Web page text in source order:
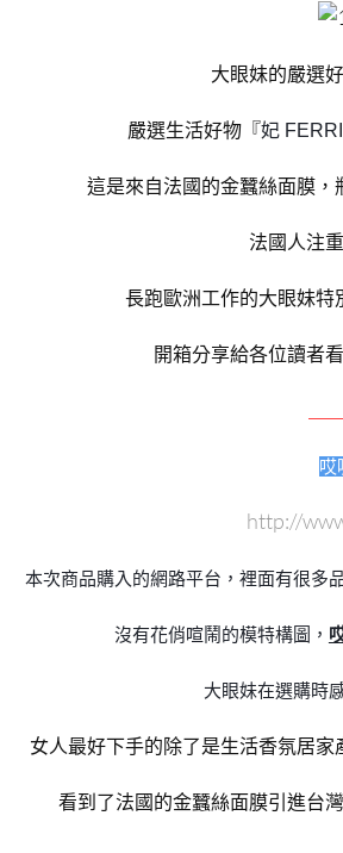
大眼妹的嚴選
嚴選生活好物『妃
這是來自法國的金蠶絲面膜，
法國人注
長跑歐洲工作的大眼妹特
開箱分享給各位讀者
哎
http://
本次商品購入的網路平台，裡面有很多
沒有花俏喧鬧的模特構圖，
大眼妹在選購時
女人最好下手的除了是生活香氛居
看到了法國的金蠶絲面膜引進台